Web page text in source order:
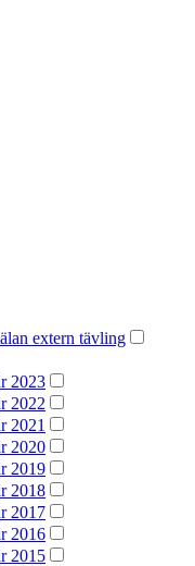
extern tävling
2023
2022
2021
2020
2019
2018
2017
2016
2015